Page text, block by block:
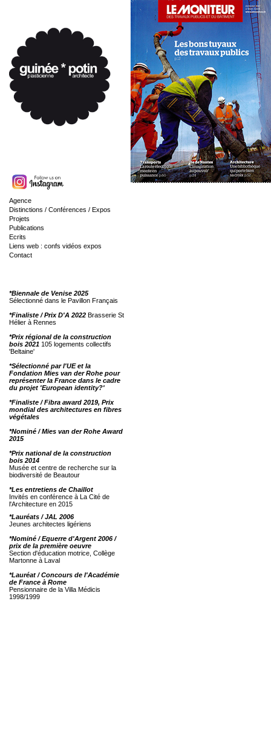
Agence
Distinctions / Conférences / Expos
Projets
Publications
Ecrits
Liens web : confs vidéos expos
Contact
*Biennale de Venise 2025
Sélectionné dans le Pavillon Français
*Finaliste / Prix D'A 2022 Brasserie St
Hélier à Rennes
*Prix régional de la construction
bois 2021 105 logements collectifs
'Beltaine'
*Sélectionné par l'UE et la
Fondation Mies van der Rohe pour
représenter la France dans le cadre
du projet 'European identity?'
*Finaliste / Fibra award 2019, Prix
mondial des architectures en fibres
végétales
*Nominé / Mies van der Rohe Award
2015
*Prix national de la construction
bois 2014
Musée et centre de recherche sur la
biodiversité de Beautour
*Les entretiens de Chaillot
Invités en conférence à La Cité de
l'Architecture en 2015
*Lauréats / JAL 2006
Jeunes architectes ligériens
*Nominé / Equerre d'Argent 2006 /
prix de la première oeuvre
Section d'éducation motrice, Collège
Martonne à Laval
*Lauréat / Concours de l'Académie
de France à Rome
Pensionnaire de la Villa Médicis
1998/1999